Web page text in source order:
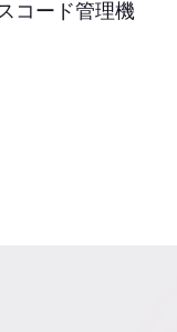
コード管理機